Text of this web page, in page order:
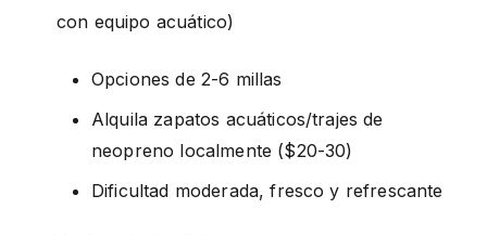
con equipo acuático)
Opciones de 2-6 millas
Alquila zapatos acuáticos/trajes de
neopreno localmente ($20-30)
Dificultad moderada, fresco y refrescante